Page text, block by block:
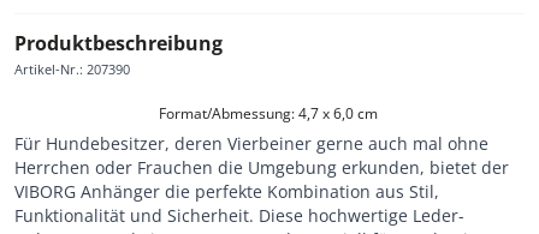
Produktbeschreibung
Artikel-Nr.: 207390
Format/Abmessung: 4,7 x 6,0 cm
Für Hundebesitzer, deren Vierbeiner gerne auch mal ohne
Herrchen oder Frauchen die Umgebung erkunden, bietet der
VIBORG Anhänger die perfekte Kombination aus Stil,
Funktionalität und Sicherheit. Diese hochwertige Leder-